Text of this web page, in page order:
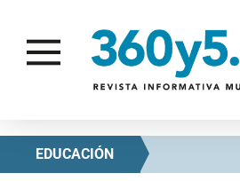
EDUCACIÓN